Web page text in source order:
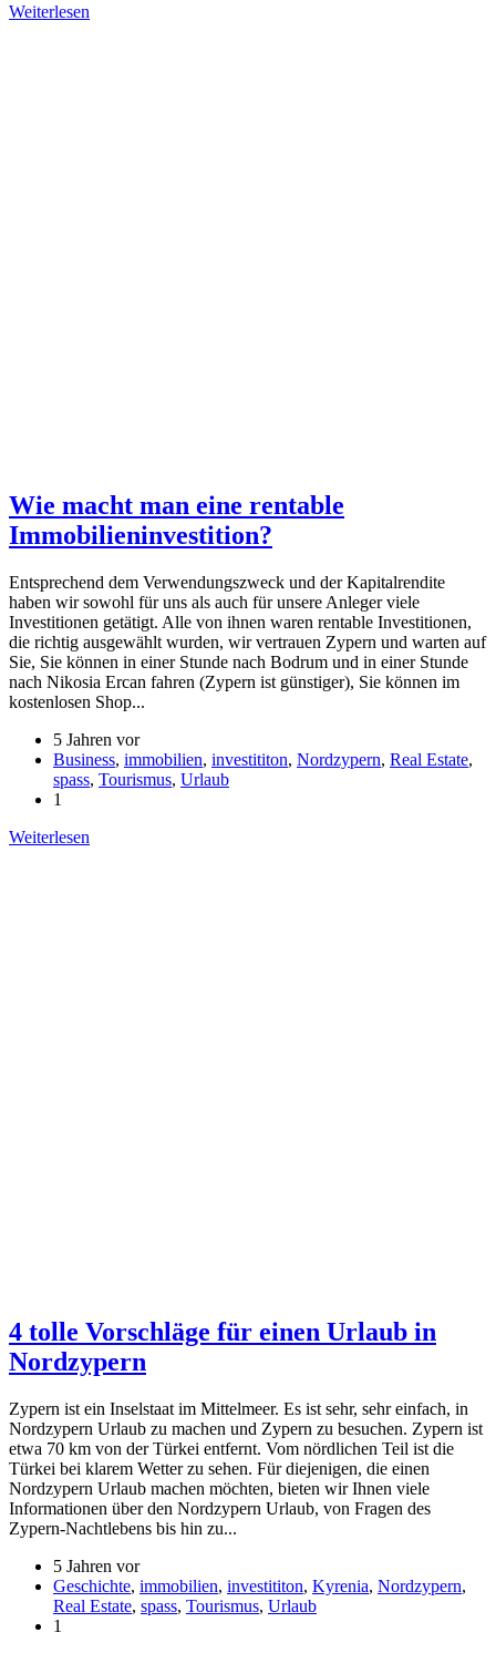
Weiterlesen
Wie macht man eine rentable
Immobilieninvestition?
Entsprechend dem Verwendungszweck und der Kapitalrendite
haben wir sowohl für uns als auch für unsere Anleger viele
Investitionen getätigt. Alle von ihnen waren rentable Investitionen,
die richtig ausgewählt wurden, wir vertrauen Zypern und warten auf
Sie, Sie können in einer Stunde nach Bodrum und in einer Stunde
nach Nikosia Ercan fahren (Zypern ist günstiger), Sie können im
kostenlosen Shop...
5 Jahren vor
Business, immobilien, investititon, Nordzypern, Real Estate,
spass, Tourismus, Urlaub
1
Weiterlesen
4 tolle Vorschläge für einen Urlaub in
Nordzypern
Zypern ist ein Inselstaat im Mittelmeer. Es ist sehr, sehr einfach, in
Nordzypern Urlaub zu machen und Zypern zu besuchen. Zypern ist
etwa 70 km von der Türkei entfernt. Vom nördlichen Teil ist die
Türkei bei klarem Wetter zu sehen. Für diejenigen, die einen
Nordzypern Urlaub machen möchten, bieten wir Ihnen viele
Informationen über den Nordzypern Urlaub, von Fragen des
Zypern-Nachtlebens bis hin zu...
5 Jahren vor
Geschichte, immobilien, investititon, Kyrenia, Nordzypern,
Real Estate, spass, Tourismus, Urlaub
1